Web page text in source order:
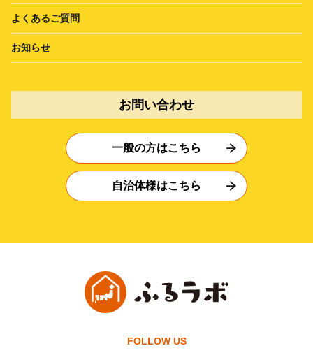
よくあるご質問
お知らせ
お問い合わせ
一般の方はこちら
自治体様はこちら
FOLLOW US